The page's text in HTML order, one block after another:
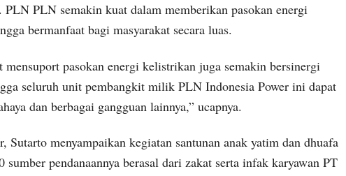
PLN semakin kuat dalam memberikan pasokan energi
bermanfaat bagi masyarakat secara luas.
pasokan energi kelistrikan juga semakin bersinergi
seluruh unit pembangkit milik PLN Indonesia Power ini dapat
dan berbagai gangguan lainnya,” ucapnya.
menyampaikan kegiatan santunan anak yatim dan dhuafa
pendanaannya berasal dari zakat serta infak karyawan PT